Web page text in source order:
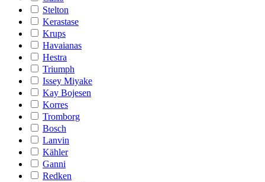
Stelton
Kerastase
Krups
Havaianas
Hestra
Triumph
Issey Miyake
Kay Bojesen
Korres
Tromborg
Bosch
Lanvin
Kähler
Ganni
Redken